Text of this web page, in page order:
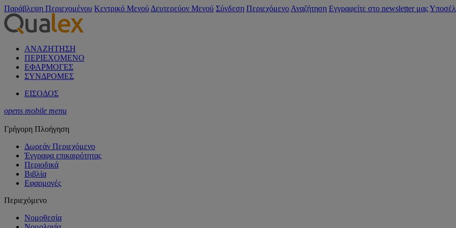
Παράβλεψη Περιεχομένου Κεντρικό Μενού Δευτερεύον Μενού Σύνδεση Περιεχόμενο Αναζήτηση Εγγραφείτε στο newsletter μας
ΑΝΑΖΗΤΗΣΗ
ΠΕΡΙΕΧΟΜΕΝΟ
ΕΦΑΡΜΟΓΕΣ
ΣΥΝΔΡΟΜΕΣ
ΕΙΣΟΔΟΣ
opens mobile menu
Γρήγορη Πλοήγηση
Δωρεάν Περιεχόμενο
Έγγραφα επικαιρότητας
Περιοδικά
Βιβλία
Εφαρμογές
Περιεχόμενο
Νομοθεσία